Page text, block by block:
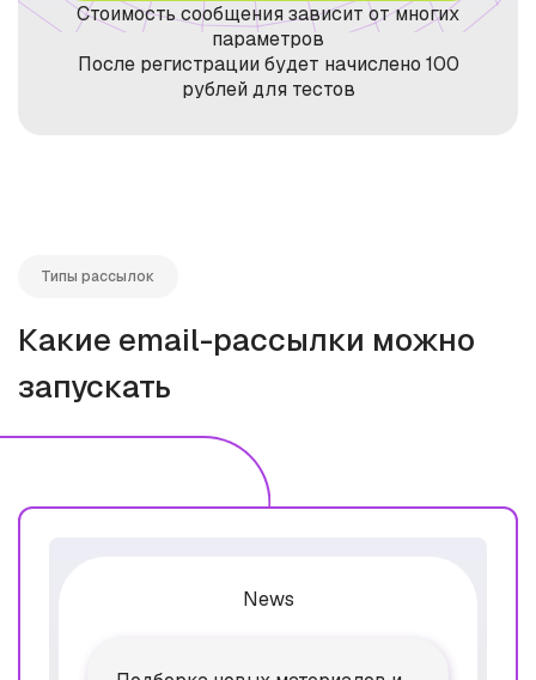
Стоимость сообщения зависит от многих
параметров
После регистрации будет начислено 100
рублей для тестов
Типы рассылок
Какие email-рассылки можно
запускать
News